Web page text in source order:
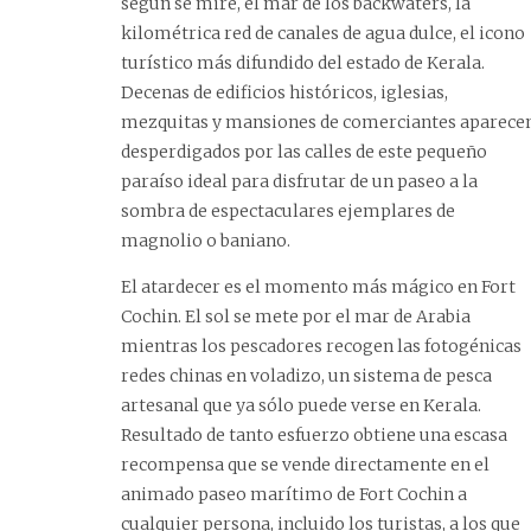
kilométrica red de canales de agua dulce, el icono
turístico más difundido del estado de Kerala.
Decenas de edificios históricos, iglesias,
mezquitas y mansiones de comerciantes
desperdigados por las calles de este pequeño
paraíso ideal para disfrutar de un paseo a la
sombra de espectaculares ejemplares de
magnolio o baniano.
El atardecer es el momento más mágico en Fort
Cochin. El sol se mete por el mar de Arabia
mientras los pescadores recogen las fotogénicas
redes chinas en voladizo, un sistema de pesca
artesanal que ya sólo puede verse en Kerala.
Resultado de tanto esfuerzo obtiene una escasa
recompensa que se vende directamente en el
animado paseo marítimo de Fort Cochin a
cualquier persona, incluido los turistas, a los que